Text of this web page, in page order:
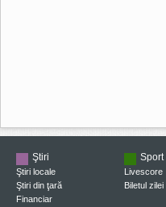
Ştiri
Ştiri locale
Ştiri din ţară
Financiar
Sport
Livescore
Biletul zilei